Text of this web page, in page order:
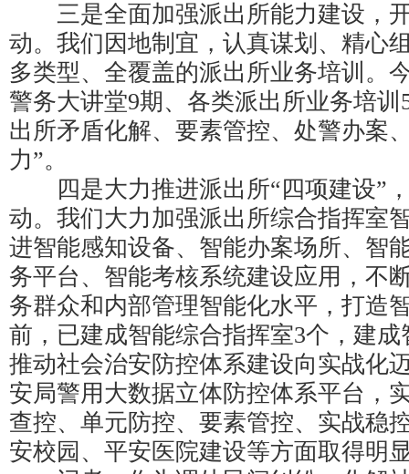
三是全面加强派出所能力建设，开
动。我们因地制宜，认真谋划、精心
多类型、全覆盖的派出所业务培训。
警务大讲堂9期、各类派出所业务培
出所矛盾化解、要素管控、处警办案
力”。
四是大力推进派出所“四项建设”，
动。我们大力加强派出所综合指挥室
进智能感知设备、智能办案场所、智
务平台、智能考核系统建设应用，不
务群众和内部管理智能化水平，打造
前，已建成智能综合指挥室3个，建
推动社会治安防控体系建设向实战化
安局警用大数据立体防控体系平台，
查控、单元防控、要素管控、实战稳
安校园、平安医院建设等方面取得明